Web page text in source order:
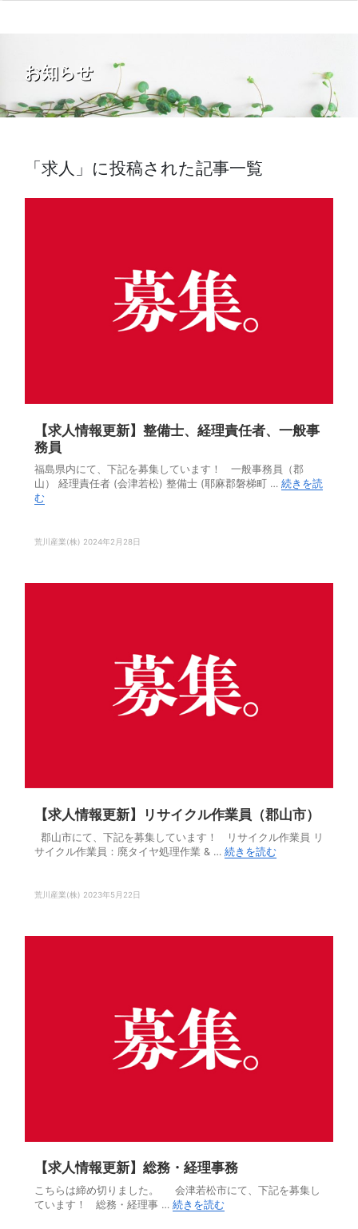
お知らせ
「求人」に投稿された記事一覧
【求人情報更新】整備士、経理責任者、一般事
務員
福島県内にて、下記を募集しています！ 一般事務員（郡
山） 経理責任者 (会津若松) 整備士 (耶麻郡磐梯町 … 続きを読
む
荒川産業(株) 2024年2月28日
【求人情報更新】リサイクル作業員（郡山市）
郡山市にて、下記を募集しています！ リサイクル作業員 リ
サイクル作業員：廃タイヤ処理作業 & … 続きを読む
荒川産業(株) 2023年5月22日
【求人情報更新】総務・経理事務
こちらは締め切りました。 会津若松市にて、下記を募集し
ています！ 総務・経理事 … 続きを読む